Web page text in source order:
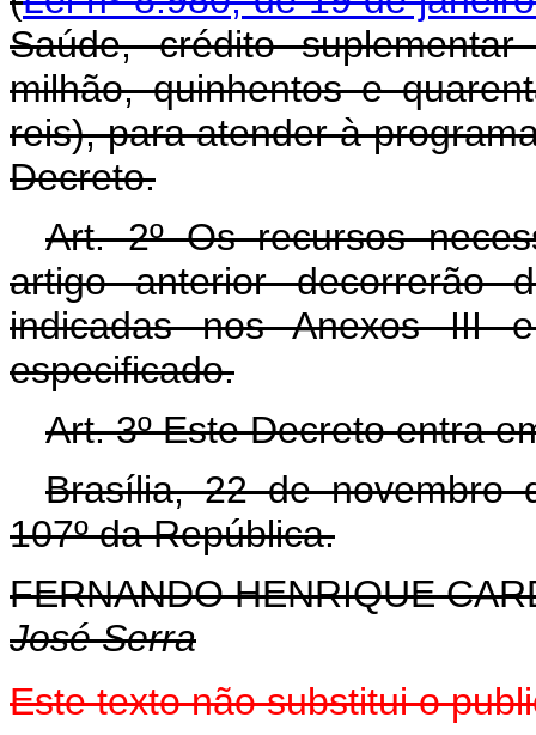
Saúde, crédito
milhão, quinhentos e
reis), para atender à
Decreto.
Art. 2º Os recursos
artigo anterior decorrerão
indicadas nos Anexos III
especificado.
Art. 3º Este Decreto entra
Brasília, 22 de novembro
107º da República.
FERNANDO HENRIQUE
José Serra
Este texto não substitui o